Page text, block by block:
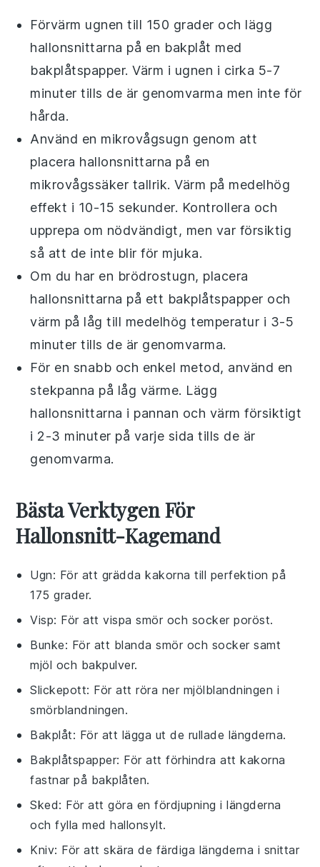
Förvärm ugnen till 150 grader och lägg
hallonsnittarna på en bakplåt med
bakplåtspapper. Värm i ugnen i cirka 5-7
minuter tills de är genomvarma men inte för
hårda.
Använd en mikrovågsugn genom att
placera hallonsnittarna på en
mikrovågssäker tallrik. Värm på medelhög
effekt i 10-15 sekunder. Kontrollera och
upprepa om nödvändigt, men var försiktig
så att de inte blir för mjuka.
Om du har en brödrostugn, placera
hallonsnittarna på ett bakplåtspapper och
värm på låg till medelhög temperatur i 3-5
minuter tills de är genomvarma.
För en snabb och enkel metod, använd en
stekpanna på låg värme. Lägg
hallonsnittarna i pannan och värm försiktigt
i 2-3 minuter på varje sida tills de är
genomvarma.
Bästa Verktygen För
Hallonsnitt-Kagemand
Ugn: För att grädda kakorna till perfektion på
175 grader.
Visp: För att vispa smör och socker poröst.
Bunke: För att blanda smör och socker samt
mjöl och bakpulver.
Slickepott: För att röra ner mjölblandningen i
smörblandningen.
Bakplåt: För att lägga ut de rullade längderna.
Bakplåtspapper: För att förhindra att kakorna
fastnar på bakplåten.
Sked: För att göra en fördjupning i längderna
och fylla med hallonsylt.
Kniv: För att skära de färdiga längderna i snittar